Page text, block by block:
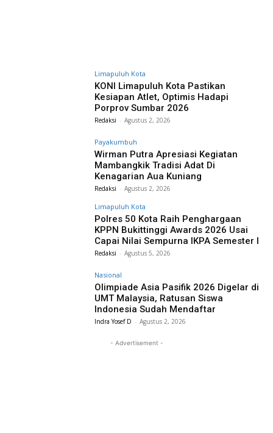
Limapuluh Kota
KONI Limapuluh Kota Pastikan
Kesiapan Atlet, Optimis Hadapi
Porprov Sumbar 2026
Redaksi - Agustus 2, 2026
Payakumbuh
Wirman Putra Apresiasi Kegiatan
Mambangkik Tradisi Adat Di
Kenagarian Aua Kuniang
Redaksi - Agustus 2, 2026
Limapuluh Kota
Polres 50 Kota Raih Penghargaan
KPPN Bukittinggi Awards 2026 Usai
Capai Nilai Sempurna IKPA Semester I
Redaksi - Agustus 5, 2026
Nasional
Olimpiade Asia Pasifik 2026 Digelar di
UMT Malaysia, Ratusan Siswa
Indonesia Sudah Mendaftar
Indra Yosef D - Agustus 2, 2026
- Advertisement -